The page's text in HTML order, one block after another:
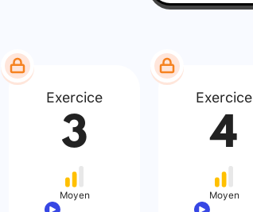
Exercice
3
Moyen
Exercice
4
Moyen